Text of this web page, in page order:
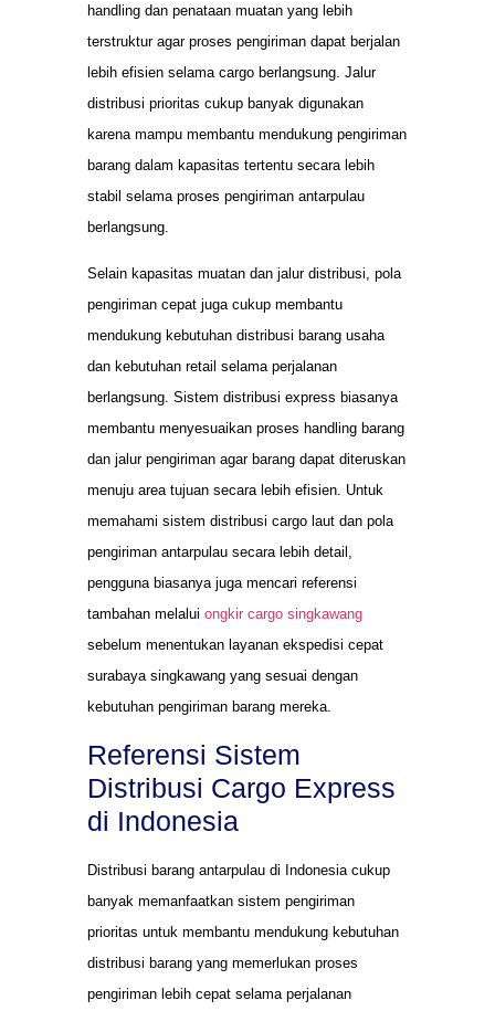
handling dan penataan muatan yang lebih
terstruktur agar proses pengiriman dapat berjalan
lebih efisien selama cargo berlangsung. Jalur
distribusi prioritas cukup banyak digunakan
karena mampu membantu mendukung pengiriman
barang dalam kapasitas tertentu secara lebih
stabil selama proses pengiriman antarpulau
berlangsung.
Selain kapasitas muatan dan jalur distribusi, pola
pengiriman cepat juga cukup membantu
mendukung kebutuhan distribusi barang usaha
dan kebutuhan retail selama perjalanan
berlangsung. Sistem distribusi express biasanya
membantu menyesuaikan proses handling barang
dan jalur pengiriman agar barang dapat diteruskan
menuju area tujuan secara lebih efisien. Untuk
memahami sistem distribusi cargo laut dan pola
pengiriman antarpulau secara lebih detail,
pengguna biasanya juga mencari referensi
tambahan melalui ongkir cargo singkawang
sebelum menentukan layanan ekspedisi cepat
surabaya singkawang yang sesuai dengan
kebutuhan pengiriman barang mereka.
Referensi Sistem
Distribusi Cargo Express
di Indonesia
Distribusi barang antarpulau di Indonesia cukup
banyak memanfaatkan sistem pengiriman
prioritas untuk membantu mendukung kebutuhan
distribusi barang yang memerlukan proses
pengiriman lebih cepat selama perjalanan